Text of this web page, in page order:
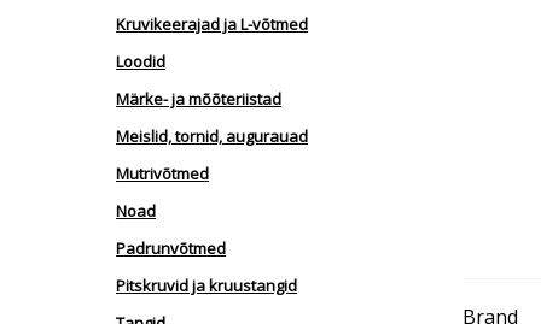
Brand
Kruvikeerajad ja L-võtmed
Loodid
Märke- ja mõõteriistad
Meislid, tornid, augurauad
Mutrivõtmed
Noad
Padrunvõtmed
Pitskruvid ja kruustangid